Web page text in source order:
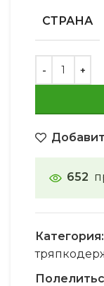
СТРАНА
652
Категория: